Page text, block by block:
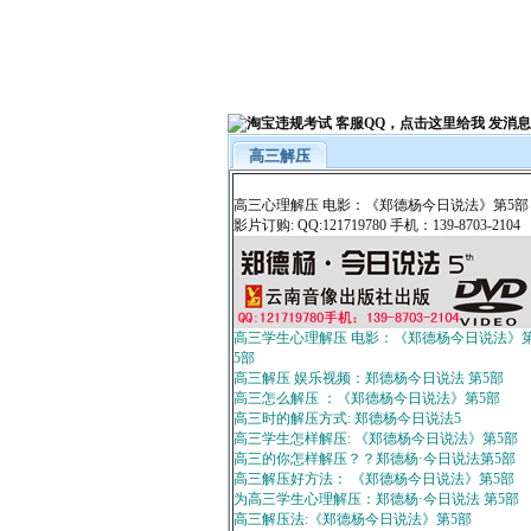
高三解压
高三心理解压 电影：《郑德杨今日说法》第5部
影片订购: QQ:121719780 手机：139-8703-2104
高三学生心理解压 电影：《郑德杨今日说法》
5部
高三解压 娱乐视频：郑德杨今日说法 第5部
高三怎么解压 ：《郑德杨今日说法》第5部
高三时的解压方式: 郑德杨今日说法5
高三学生怎样解压: 《郑德杨今日说法》第5部
高三的你怎样解压？？郑德杨·今日说法第5部
高三解压好方法： 《郑德杨今日说法》第5部
为高三学生心理解压：郑德杨·今日说法 第5部
高三解压法:《郑德杨今日说法》第5部